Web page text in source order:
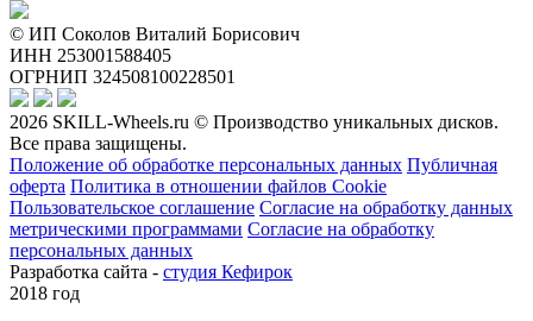
© ИП Соколов Виталий Борисович
ИНН 253001588405
ОГРНИП 324508100228501
2026 SKILL-Wheels.ru © Производство уникальных дисков.
Все права защищены.
Положение об обработке персональных данных Публичная
оферта Политика в отношении файлов Cookie
Пользовательское соглашение Согласие на обработку данных
метрическими программами Согласие на обработку
персональных данных
Разработка сайта - студия Кефирок
2018 год